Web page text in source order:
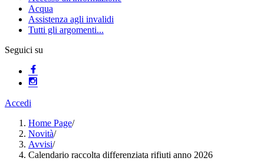
Acqua
Assistenza agli invalidi
Tutti gli argomenti...
Seguici su
Accedi
Home Page/
Novità/
Avvisi/
Calendario raccolta differenziata rifiuti anno 2026